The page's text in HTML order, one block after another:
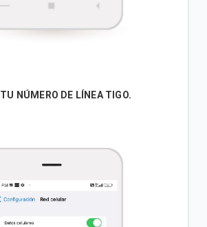
TU NÚMERO DE LÍNEA TIGO.